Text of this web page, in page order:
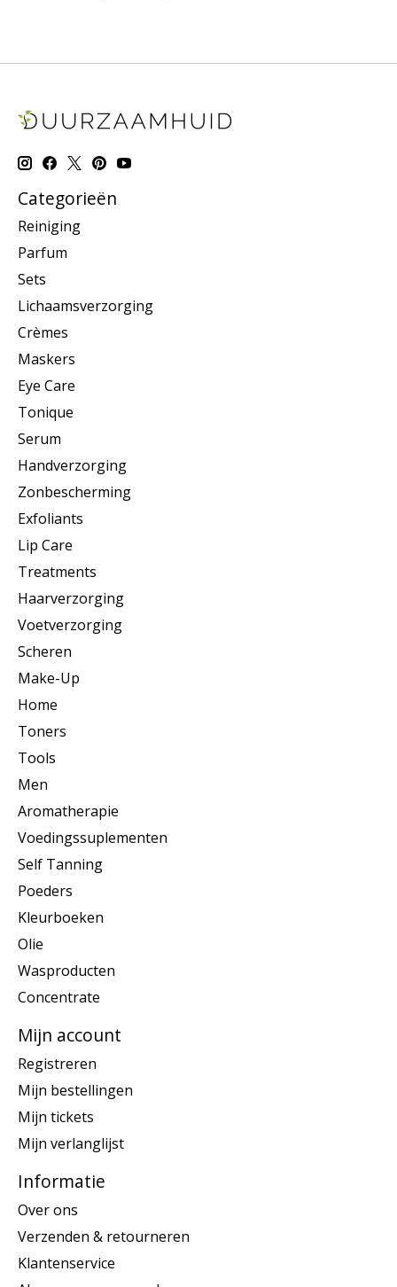
Categorieën
Reiniging
Parfum
Sets
Lichaamsverzorging
Crèmes
Maskers
Eye Care
Tonique
Serum
Handverzorging
Zonbescherming
Exfoliants
Lip Care
Treatments
Haarverzorging
Voetverzorging
Scheren
Make-Up
Home
Toners
Tools
Men
Aromatherapie
Voedingssuplementen
Self Tanning
Poeders
Kleurboeken
Olie
Wasproducten
Concentrate
Mijn account
Registreren
Mijn bestellingen
Mijn tickets
Mijn verlanglijst
Informatie
Over ons
Verzenden & retourneren
Klantenservice